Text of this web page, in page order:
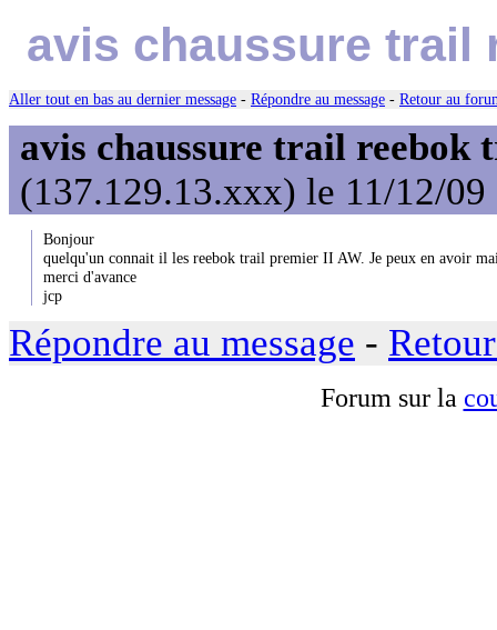
avis chaussure trail
Aller tout en bas au dernier message - Répondre au message - Retour au
avis chaussure trail
(137.129.13.xxx) le 11/12/09
Bonjour
quelqu'un connait il les reebok trail premier II AW. Je peux en avoir
merci d'avance
jcp
Répondre au message -
Forum sur la